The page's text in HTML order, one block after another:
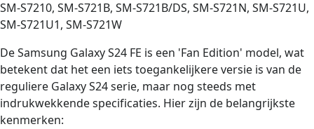
SM-S7210, SM-S721B, SM-S721B/DS, SM-S721N, SM-S721U,
SM-S721U1, SM-S721W
De Samsung Galaxy S24 FE is een 'Fan Edition' model, wat
betekent dat het een iets toegankelijkere versie is van de
reguliere Galaxy S24 serie, maar nog steeds met
indrukwekkende specificaties. Hier zijn de belangrijkste
kenmerken: